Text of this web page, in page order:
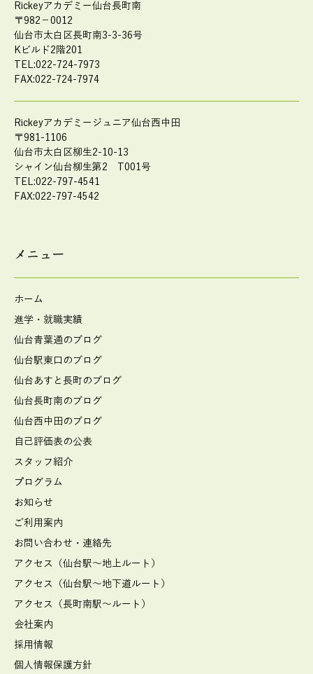
Rickeyアカデミー仙台長町南
〒982－0012
仙台市太白区長町南3-3-36号
Kビルド2階201
TEL:022-724-7973
FAX:022-724-7974
Rickeyアカデミージュニア仙台西中田
〒981-1106
仙台市太白区柳生2-10-13
シャイン仙台柳生第2 T001号
TEL:022-797-4541
FAX:022-797-4542
メニュー
ホーム
進学・就職実績
仙台青葉通のブログ
仙台駅東口のブログ
仙台あすと長町のブログ
仙台長町南のブログ
仙台西中田のブログ
自己評価表の公表
スタッフ紹介
プログラム
お知らせ
ご利用案内
お問い合わせ・連絡先
アクセス（仙台駅～地上ルート）
アクセス（仙台駅～地下道ルート）
アクセス（長町南駅～ルート）
会社案内
採用情報
個人情報保護方針